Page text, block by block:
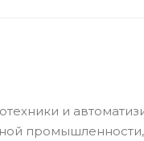
и
промышленности,